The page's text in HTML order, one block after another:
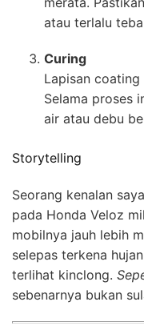
atau terlalu
Curing
Lapisan
Selama proses
air atau debu
Storytelling
Seorang kenalan
pada Honda Veloz
mobilnya jauh lebih
selepas terkena
terlihat kinclong.
sebenarnya bukan